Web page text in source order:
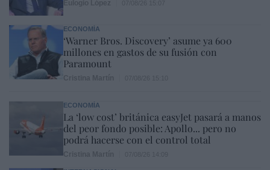
ECONOMÍA
‘Warner Bros. Discovery’ asume ya 600
millones en gastos de su fusión con
Paramount
ECONOMÍA
La ‘low cost’ británica easyJet pasará a manos
del peor fondo posible: Apollo... pero no
podrá hacerse con el control total